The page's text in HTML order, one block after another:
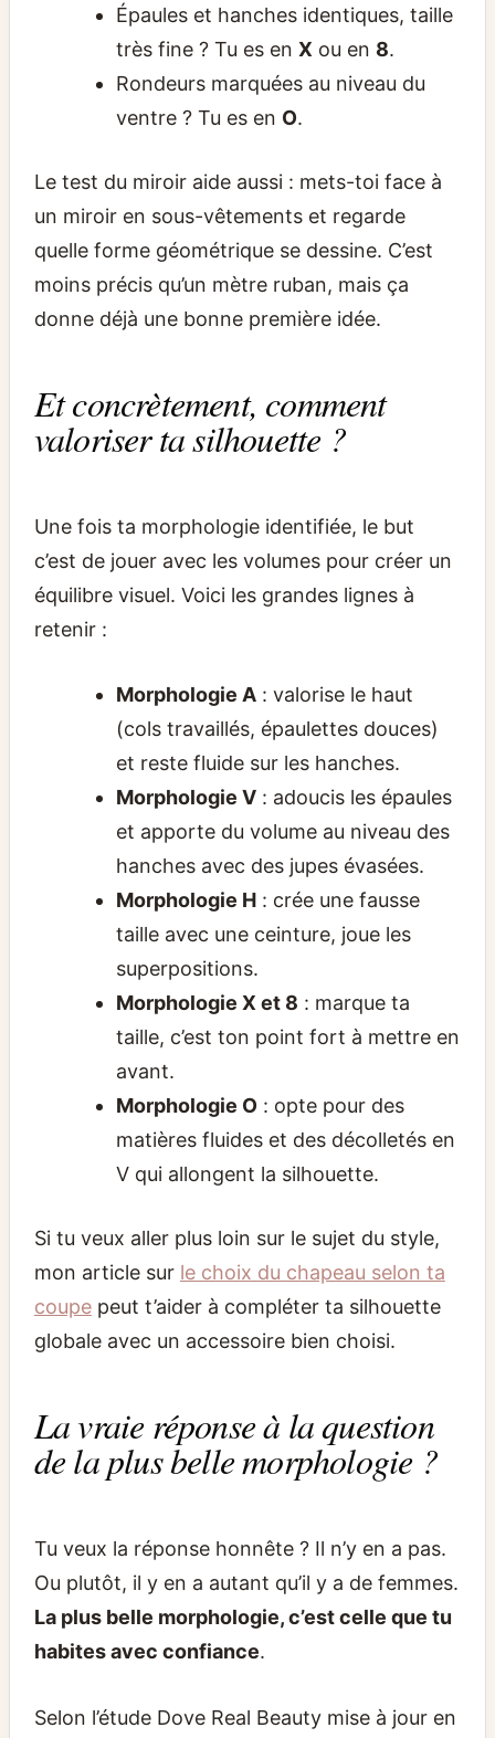
Épaules et hanches identiques, taille
très fine ? Tu es en X ou en 8.
Rondeurs marquées au niveau du
ventre ? Tu es en O.
Le test du miroir aide aussi : mets-toi face à
un miroir en sous-vêtements et regarde
quelle forme géométrique se dessine. C’est
moins précis qu’un mètre ruban, mais ça
donne déjà une bonne première idée.
Et concrètement, comment
valoriser ta silhouette ?
Une fois ta morphologie identifiée, le but
c’est de jouer avec les volumes pour créer un
équilibre visuel. Voici les grandes lignes à
retenir :
Morphologie A: valorise le haut
(cols travaillés, épaulettes douces)
et reste fluide sur les hanches.
Morphologie V: adoucis les épaules
et apporte du volume au niveau des
hanches avec des jupes évasées.
Morphologie H: crée une fausse
taille avec une ceinture, joue les
superpositions.
Morphologie X et 8 : marque ta
taille, c’est ton point fort à mettre en
avant.
Morphologie O: opte pour des
matières fluides et des décolletés en
V qui allongent la silhouette.
Si tu veux aller plus loin sur le sujet du style,
mon article sur le choix du chapeau selon ta
coupepeut t’aider à compléter ta silhouette
globale avec un accessoire bien choisi.
La vraie réponse à la question
de la plus belle morphologie ?
Tu veux la réponse honnête ? Il n’y en a pas.
Ou plutôt, il y en a autant qu’il y a de femmes.
La plus belle morphologie, c’est celle que tu
habites avec confiance.
Selon l’étude Dove Real Beauty mise à jour en